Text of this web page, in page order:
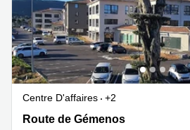
Centre D'affaires
+2
1120 Route de Gémenos , Marseille
Route de Gémenos